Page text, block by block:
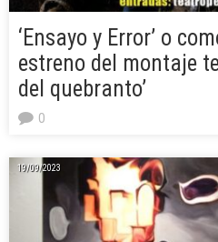
‘Ensayo y Error’ o
estreno del montaje
del quebranto’
0
19/09/2023